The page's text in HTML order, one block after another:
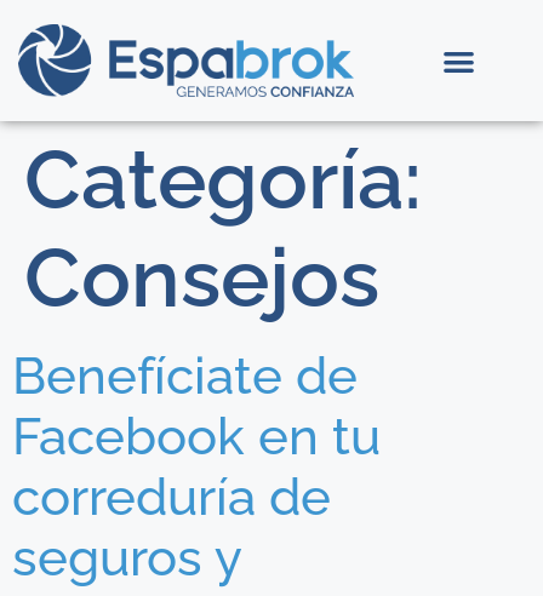
Categoría:
Consejos
Benefíciate de
Facebook en tu
correduría de
seguros y